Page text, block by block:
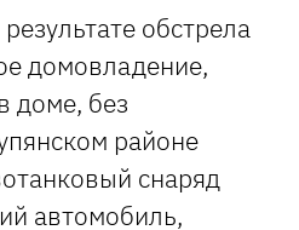
обстрела
домовладение,
доме, без
районе
снаряд
автомобиль,